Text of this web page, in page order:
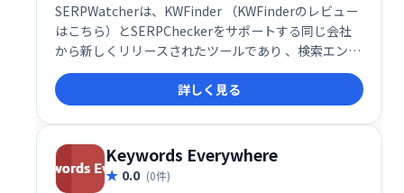
SERPWatcherは、KWFinder （KWFinderのレビュー
はこちら）とSERPCheckerをサポートする同じ会社
から新しくリリースされたツールであり 、検索エンジ
ンのランキングポジション（SERP）を追跡するWeb
サイトのニーズに対応することを目的として開発され
ました。
詳しく見る
Keywords Everywhere
0.0 (0件)